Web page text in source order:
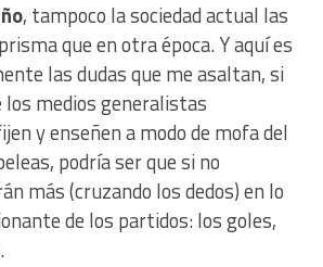
, tampoco la sociedad actual las
que en otra época. Y aquí es
las dudas que me asaltan, si
los medios generalistas
y enseñen a modo de mofa del
podría ser que si no
más (cruzando los dedos) en lo
de los partidos: los goles,